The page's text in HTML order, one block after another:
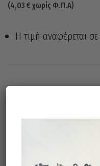
(4,03 € χωρίς Φ.Π.Α)
Η τιμή αναφέρεται